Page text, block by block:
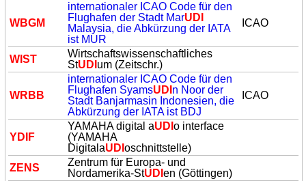
WBGM
internationaler ICAO Code für den
Flughafen der Stadt MarUDI
Malaysia, die Abkürzung der IATA
ist MUR
ICAO
WIST
Wirtschaftswissenschaftliches
StUDI um (Zeitschr.)
WRBB
internationaler ICAO Code für den
Flughafen SyamsUDI n Noor der
Stadt Banjarmasin Indonesien, die
Abkürzung der IATA ist BDJ
ICAO
YDIF
YAMAHA digital aUDIo interface
(YAMAHA
DigitalaUDIoschnittstelle)
ZENS
Zentrum für Europa- und
Nordamerika-StUDIen (Göttingen)